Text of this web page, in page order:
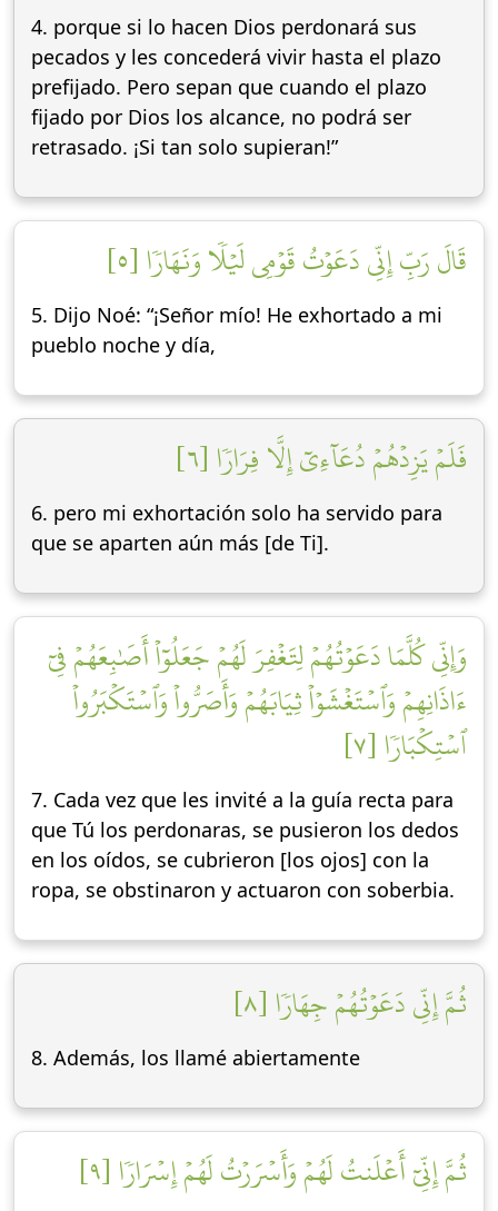
4. porque si lo hacen Dios perdonará sus
pecados y les concederá vivir hasta el plazo
prefijado. Pero sepan que cuando el plazo
fijado por Dios los alcance, no podrá ser
retrasado. ¡Si tan solo supieran!”
قَالَ رَبِّ إِنِّي دَعَوۡتُ قَوۡمِي لَيۡلٗا وَنَهَارٗا [٥]
5. Dijo Noé: “¡Señor mío! He exhortado a mi
pueblo noche y día,
فَلَمۡ يَزِدۡهُمۡ دُعَآءِيٓ إِلَّا فِرَارٗا [٦]
6. pero mi exhortación solo ha servido para
que se aparten aún más [de Ti].
وَإِنِّي كُلَّمَا دَعَوۡتُهُمۡ لِتَغۡفِرَ لَهُمۡ جَعَلُوٓاْ أَصَٰبِعَهُمۡ فِيٓ
ءَاذَانِهِمۡ وَٱسۡتَغۡشَوۡاْ ثِيَابَهُمۡ وَأَصَرُّواْ وَٱسۡتَكۡبَرُواْ
ٱسۡتِكۡبَارٗا [٧]
7. Cada vez que les invité a la guía recta para
que Tú los perdonaras, se pusieron los dedos
en los oídos, se cubrieron [los ojos] con la
ropa, se obstinaron y actuaron con soberbia.
ثُمَّ إِنِّي دَعَوۡتُهُمۡ جِهَارٗا [٨]
8. Además, los llamé abiertamente
ثُمَّ إِنِّيٓ أَعۡلَنتُ لَهُمۡ وَأَسۡرَرۡتُ لَهُمۡ إِسۡرَارٗا [٩]